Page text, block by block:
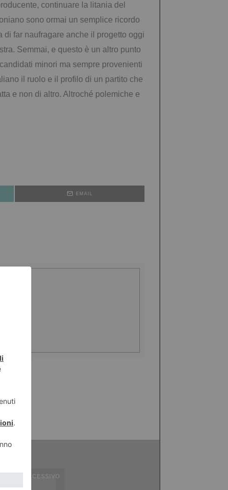
continuare la litania del
sono ormai un semplice ricordo
di far naufragare anche il progetto oggi
Semmai, e questo è un altro punto
candidati minori ma sempre provenienti
il ruolo e il profilo di un partito che
e non di altro. Altroché polemiche e
EMAIL
SUCCESSIVO